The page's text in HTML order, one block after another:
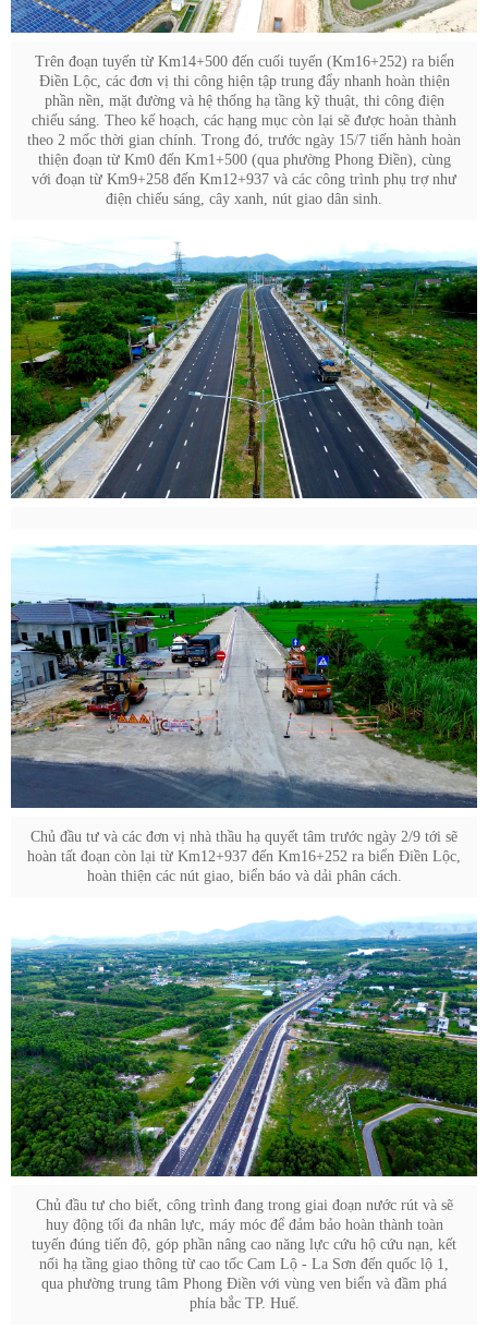
Trên đoạn tuyến từ Km14+500 đến cuối tuyến (Km16+252) ra biển
Điền Lộc, các đơn vị thi công hiện tập trung đẩy nhanh hoàn thiện
phần nền, mặt đường và hệ thống hạ tầng kỹ thuật, thi công điện
chiếu sáng. Theo kế hoạch, các hạng mục còn lại sẽ được hoàn thành
theo 2 mốc thời gian chính. Trong đó, trước ngày 15/7 tiến hành hoàn
thiện đoạn từ Km0 đến Km1+500 (qua phường Phong Điền), cùng
với đoạn từ Km9+258 đến Km12+937 và các công trình phụ trợ như
điện chiếu sáng, cây xanh, nút giao dân sinh.
Chủ đầu tư và các đơn vị nhà thầu hạ quyết tâm trước ngày 2/9 tới sẽ
hoàn tất đoạn còn lại từ Km12+937 đến Km16+252 ra biển Điền Lộc,
hoàn thiện các nút giao, biển báo và dải phân cách.
Chủ đầu tư cho biết, công trình đang trong giai đoạn nước rút và sẽ
huy động tối đa nhân lực, máy móc để đảm bảo hoàn thành toàn
tuyến đúng tiến độ, góp phần nâng cao năng lực cứu hộ cứu nạn, kết
nối hạ tầng giao thông từ cao tốc Cam Lộ - La Sơn đến quốc lộ 1,
qua phường trung tâm Phong Điền với vùng ven biển và đầm phá
phía bắc TP. Huế.